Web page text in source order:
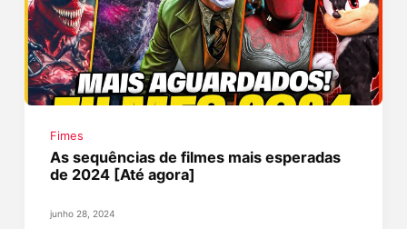
Fimes
As sequências de filmes mais esperadas
de 2024 [Até agora]
junho 28, 2024